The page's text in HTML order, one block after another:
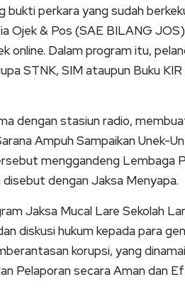
bukti perkara yang sudah
Ojek & Pos (SAE BILANG
online. Dalam program itu,
STNK, SIM ataupun Buku KIR
dengan stasiun radio,
Ampuh Sampaikan Unek-
menggandeng Lembaga
dengan Jaksa Menyapa.
Jaksa Mucal Lare Sekolah
diskusi hukum kepada para
korupsi, yang
Pelaporan secara Aman dan